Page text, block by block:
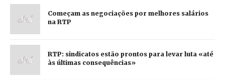
Começam as negociações por melhores salários
na RTP
RTP: sindicatos estão prontos para levar luta «até
às últimas consequências»